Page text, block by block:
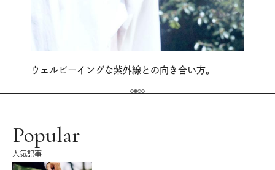
ウェルビーイングな紫外線との向き合い方。
Popular
人気記事